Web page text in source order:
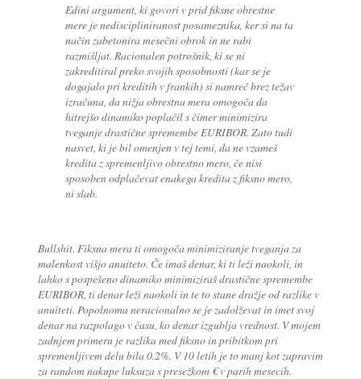
Edini argument, ki govori v prid fiksne obrestne
mere je nediscipliniranost posameznika, ker si na ta
način zabetonira mesečni obrok in ne rabi
razmišljat. Racionalen potrošnik, ki se ni
zakreditiral preko svojih sposobnosti (kar se je
dogajalo pri kreditih v frankih) si namreč brez težav
izračuna, da nižja obrestna mera omogoča da
hitrejšo dinamiko poplačil s čimer minimizira
tveganje drastične spremembe EURIBOR. Zato tudi
nasvet, ki je bil omenjen v tej temi, da ne vzameš
kredita z spremenljivo obrestno mero, če nisi
sposoben odplačevat enakega kredita z fiksno mero,
ni slab.
Bullshit. Fiksna mera ti omogoča minimiziranje tveganja za
malenkost višjo anuiteto. Če imaš denar, ki ti leži naokoli, in
lahko s pospešeno dinamiko minimiziraš drastične spremembe
EURIBOR, ti denar leži naokoli in te to stane dražje od razlike v
anuiteti. Popolnoma neracionalno se je zadolževat in imet svoj
denar na razpolago v času, ko denar izgublja vrednost. V mojem
zadnjem primeru je razlika med fiksno in pribitkom pri
spremenljivem delu bila 0.2%. V 10 letih je to manj kot zapravim
za random nakupe luksuza s presežkom € v parih mesecih.